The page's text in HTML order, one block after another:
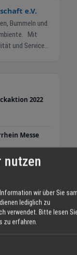
e.V.
Bummeln und
Mit
und Service
zählt die
und besonders
2022
Messe
nutzen
wir über Sie
lediglich zu
verwendet. Bitte lesen
zu erfahren.